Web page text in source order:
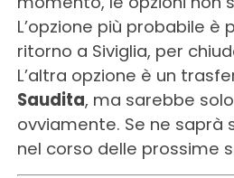
L’opzione più probabile è
ritorno a Siviglia, per
L’altra opzione è un
Saudita, ma sarebbe
ovviamente. Se ne saprà
nel corso delle prossime